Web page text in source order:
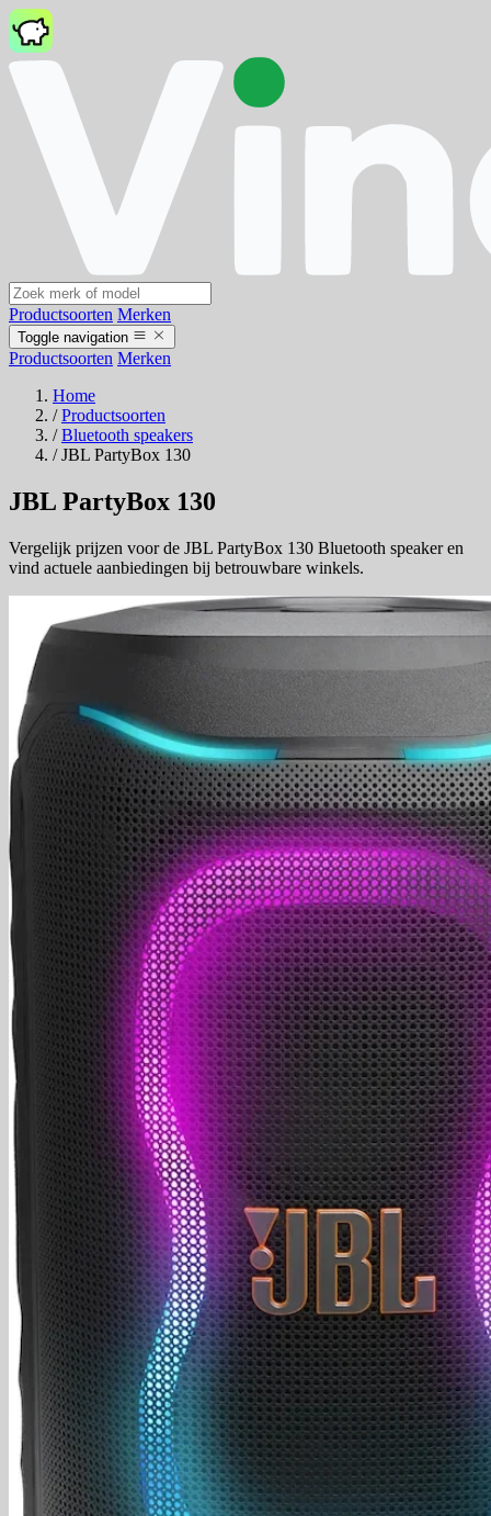
Productsoorten Merken
Toggle navigation
Productsoorten Merken
Home
/ Productsoorten
/ Bluetooth speakers
/ JBL PartyBox 130
JBL PartyBox 130
Vergelijk prijzen voor de JBL PartyBox 130 Bluetooth speaker en
vind actuele aanbiedingen bij betrouwbare winkels.